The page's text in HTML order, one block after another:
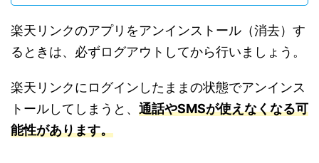
楽天リンクのアプリをアンインストール（消去）す
るときは、必ずログアウトしてから行いましょう。
楽天リンクにログインしたままの状態でアンインス
トールしてしまうと、 通話やSMSが使えなくなる可
能性があります。